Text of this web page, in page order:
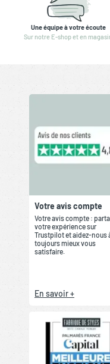
Une équipe à votre écoute
Sur notre E-shop et en
Votre avis compte
Votre avis compte :
votre expérience sur
Trustpilot et aidez-nous
toujours mieux vous
satisfaire.
En savoir +